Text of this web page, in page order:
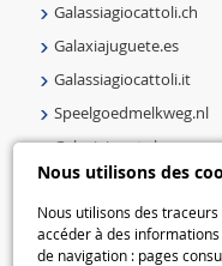
Nous utilisons des
Nous utilisons des
accéder à des
de navigation : pages
Galassiagiocattoli.ch
Galaxiajuguete.es
Galassiagiocattoli.it
Speelgoedmelkweg.nl
Galaxiejouets.be
Galaxiespielzeug.be
Speelgoedmelkweg.be
Macway.com